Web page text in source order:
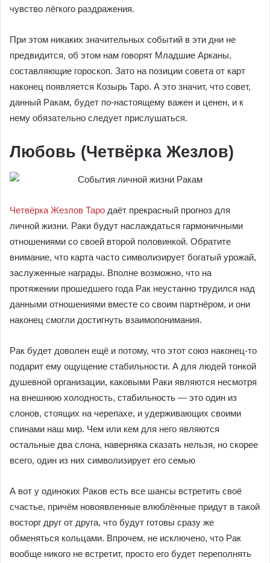
чувство лёгкого раздражения.
При этом никаких значительных событий в эти дни не
предвидится, об этом нам говорят Младшие Арканы,
составляющие гороскоп. Зато на позиции совета от карт
наконец появляется Козырь Таро. А это значит, что совет,
данный Ракам, будет по-настоящему важен и ценен, и к
нему обязательно следует прислушаться.
Любовь (Четвёрка Жезлов)
Четвёрка Жезлов Таро даёт прекрасный прогноз для
личной жизни. Раки будут наслаждаться гармоничными
отношениями со своей второй половинкой. Обратите
внимание, что карта часто символизирует богатый урожай,
заслуженные награды. Вполне возможно, что на
протяжении прошедшего года Рак неустанно трудился над
данными отношениями вместе со своим партнёром, и они
наконец смогли достигнуть взаимопонимания.
Рак будет доволен ещё и потому, что этот союз наконец-то
подарит ему ощущение стабильности. А для людей тонкой
душевной организации, каковыми Раки являются несмотря
на внешнюю холодность, стабильность ― это один из
слонов, стоящих на черепахе, и удерживающих своими
спинами наш мир. Чем или кем для него являются
остальные два слона, наверняка сказать нельзя, но скорее
всего, один из них символизирует его семью
А вот у одиноких Раков есть все шансы встретить своё
счастье, причём новоявленные влюблённые придут в такой
восторг друг от друга, что будут готовы сразу же
обменяться кольцами. Впрочем, не исключено, что Рак
вообще никого не встретит, просто его будет переполнять